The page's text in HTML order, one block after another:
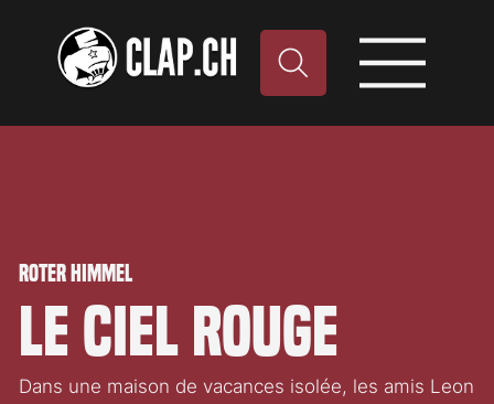
Roter Himmel
Le Ciel rouge
Dans une maison de vacances isolée, les amis Leon